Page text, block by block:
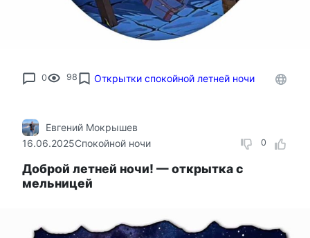
0 98 Открытки спокойной летней ночи
0
Евгений Мокрышев
16.06.2025Спокойной ночи
Доброй летней ночи! — открытка с
мельницей